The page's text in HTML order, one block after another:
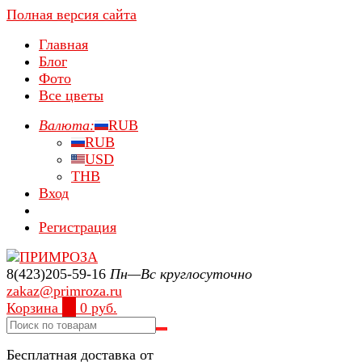
Полная версия сайта
Главная
Блог
Фото
Все цветы
Валюта:
RUB
RUB
USD
THB
Вход
Регистрация
8(423)205-59-16 Пн—Вс круглосуточно
zakaz@primroza.ru
Корзина
0 руб.
Бесплатная доставка от